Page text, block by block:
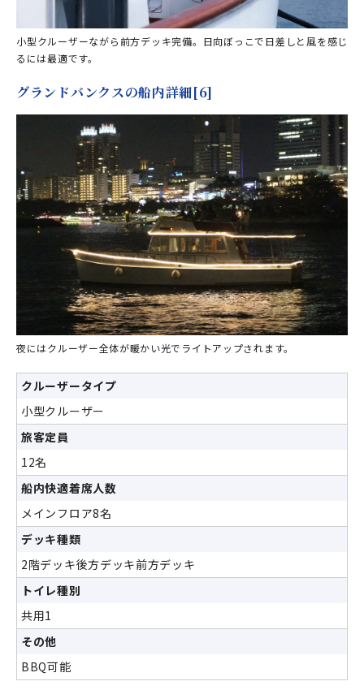
小型クルーザーながら前方デッキ完備。日向ぼっこで日差しと風を感じ
るには最適です。
グランドバンクスの船内詳細[6]
夜にはクルーザー全体が暖かい光でライトアップされます。
クルーザータイプ
小型クルーザー
旅客定員
12名
船内快適着席人数
メインフロア8名
デッキ種類
2階デッキ後方デッキ前方デッキ
トイレ種別
共用1
その他
BBQ可能